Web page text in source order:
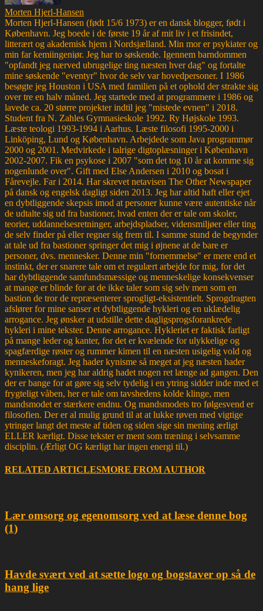
Morten Hjerl-Hansen
Morten Hjerl-Hansen (født 15/6 1973) er en dansk blogger, født i
København. Jeg boede i de første 19 år af mit liv i et frisindet,
litterært og akademisk hjem i Nordsjælland. Min mor er psykiater og
min far kemiingeniør. Jeg har to søskende. Igennem barndommen
"opfandt jeg nærved ubrugelige ting næsten hver dag" og fortalte
mine søskende "eventyr" hvor de selv var hovedpersoner. I 1986
besøgte jeg Houston i USA med familien på et ophold der strakte sig
over tre en halv måned. Jeg startede med at programmere i 1986 og
lavede ca. 20 større projekter indtil jeg "mistede evnen" i 2018.
Student fra N. Zahles Gymnasieskole 1992. Ry Højskole 1993.
Læste teologi 1993-1994 i Aarhus. Læste filosofi 1995-2000 i
Linköping, Lund og København. Arbejdede som Java programmør
2000 og 2001. Medvirkede i talrige digtoplæsninger i København
2002-2007. Fik en psykose i 2007 "som det tog 10 år at komme sig
nogenlunde over". Gift med Else Andersen i 2010 og bosat i
Fårevejle. Far i 2014. Har skrevet netavisen The Other Newspaper
på dansk og engelsk dagligt siden 2013. Jeg har altid haft eller ejet
en dybtliggende skepsis imod at personer kunne være autentiske når
de udtalte sig ud fra bastioner, hvad enten der er tale om skoler,
teorier, uddannelsesretninger, arbejdspladser, vidensmiljøer eller ting
de selv finder på eller regner sig frem til. I samme stund de begynder
at tale ud fra bastioner springer det mig i øjnene at de bare er
personer, dvs. mennesker. Denne min "fornemmelse" er mere end et
instinkt, der er snarere tale om et regulært arbejde for mig, for det
har dybtliggende samfundsmæssige og menneskelige konsekvenser
at mange er blinde for at de ikke taler som sig selv men som en
bastion de tror de repræsenterer sprogligt-eksistentielt. Sprogdragten
afslører for mine sanser et dybtliggende hykleri og en uklædelig
arrogance. Jeg ønsker at udstille dette dagligsprogsforankrede
hykleri i mine tekster. Denne arrogance. Hykleriet er faktisk farligt
på mange leder og kanter, for det er kvælende for ulykkelige og
spagfærdige røster og rummer kimen til en næsten usigelig vold og
menneskeforagt. Jeg hader kynisme så meget at jeg næsten hader
kynikeren, men jeg har aldrig hadet nogen ret længe ad gangen. Den
der er bange for at gøre sig selv tydelig i en ytring sidder inde med et
frygteligt våben, her er tale om tavshedens kolde klinge, men
mandsmodet er stærkere endnu. Og mandsmodets tro følgesvend er
filosofien. Der er al mulig grund til at at lukke røven med vigtige
ytringer langt det meste af tiden og siden sige sin mening ærligt
ELLER kærligt. Disse tekster er ment som træning i selvsamme
disciplin. (Ærligt OG kærligt har ingen energi til.)
RELATED ARTICLESMORE FROM AUTHOR
Lær omsorg og egenomsorg ved at læse denne bog
(1)
Havde svært ved at sætte logo og bogstaver op så de
hang lige